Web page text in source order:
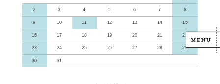
2 3 4 5 6 7 8
9 10 11 12 13 14 15
16 17 18 19 20 21 22
23 24 25 26 27 28 29
30 31